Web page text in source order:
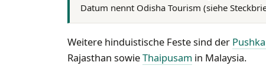
Datum nennt Odisha Tourism (siehe
Weitere hinduistische Feste sind der
Rajasthan sowieThaipusam in Malaysia.